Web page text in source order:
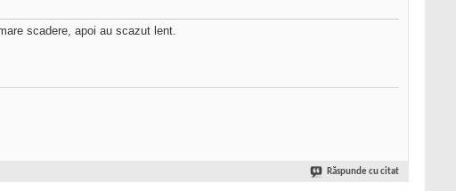
scadere, apoi au scazut lent.
Răspunde cu citat